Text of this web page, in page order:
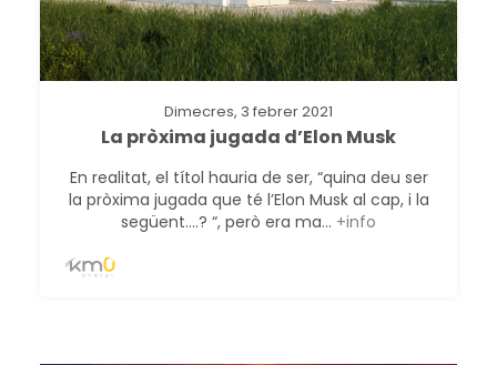
Dimecres, 3 febrer 2021
La pròxima jugada d’Elon Musk
En realitat, el títol hauria de ser, “quina deu ser
la pròxima jugada que té l’Elon Musk al cap, i la
següent....? “, però era ma... +info